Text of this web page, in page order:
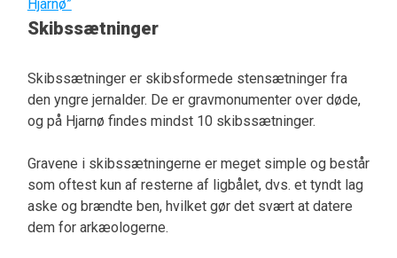
Hjarnø”
Skibssætninger
Skibssætninger er skibsformede stensætninger fra
den yngre jernalder. De er gravmonumenter over døde,
og på Hjarnø findes mindst 10 skibssætninger.
Gravene i skibssætningerne er meget simple og består
som oftest kun af resterne af ligbålet, dvs. et tyndt lag
aske og brændte ben, hvilket gør det svært at datere
dem for arkæologerne.